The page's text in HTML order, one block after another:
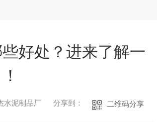
好处？进来了解一
水泥制品厂 分享到： 二维码分享